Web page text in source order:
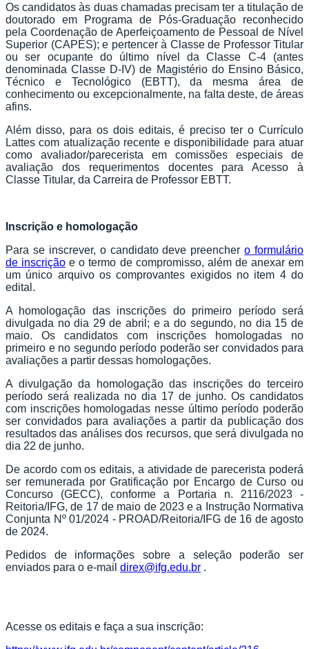
Os candidatos às duas chamadas precisam ter a titulação de
doutorado em Programa de Pós-Graduação reconhecido
pela Coordenação de Aperfeiçoamento de Pessoal de Nível
Superior (CAPES); e pertencer à Classe de Professor Titular
ou ser ocupante do último nível da Classe C-4 (antes
denominada Classe D-IV) de Magistério do Ensino Básico,
Técnico e Tecnológico (EBTT), da mesma área de
conhecimento ou excepcionalmente, na falta deste, de áreas
afins.
Além disso, para os dois editais, é preciso ter o Currículo
Lattes com atualização recente e disponibilidade para atuar
como avaliador/parecerista em comissões especiais de
avaliação dos requerimentos docentes para Acesso à
Classe Titular, da Carreira de Professor EBTT.
Inscrição e homologação
Para se inscrever, o candidato deve preenchero formulário
de inscrição e o termo de compromisso, além de anexar em
um único arquivo os comprovantes exigidos no item 4 do
edital.
A homologação das inscrições do primeiro período será
divulgada no dia 29 de abril; e a do segundo, no dia 15 de
maio. Os candidatos com inscrições homologadas no
primeiro e no segundo período poderão ser convidados para
avaliações a partir dessas homologações.
A divulgação da homologação das inscrições do terceiro
período será realizada no dia 17 de junho. Os candidatos
com inscrições homologadas nesse último período poderão
ser convidados para avaliações a partir da publicação dos
resultados das análises dos recursos, que será divulgada no
dia 22 de junho.
De acordo com os editais, a atividade de parecerista poderá
ser remunerada por Gratificação por Encargo de Curso ou
Concurso (GECC), conforme a Portaria n. 2116/2023 -
Reitoria/IFG, de 17 de maio de 2023 e a Instrução Normativa
Conjunta Nº 01/2024 - PROAD/Reitoria/IFG de 16 de agosto
de 2024.
Pedidos de informações sobre a seleção poderão ser
enviados para o e-mail direx@ifg.edu.br .
Acesse os editais e faça a sua inscrição: